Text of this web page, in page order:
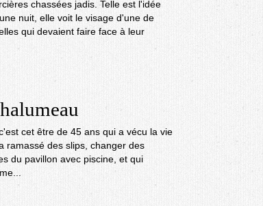
chassées jadis. Telle est l'idée
nuit, elle voit le visage d'une de
qui devaient faire face à leur
cet être de 45 ans qui a vécu la vie
ramassé des slips, changer des
du pavillon avec piscine, et qui